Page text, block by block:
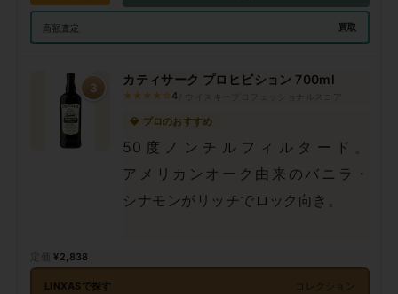
高額査定 買取
3
カティサーク プロヒビション 700ml
★★★★☆ 4
¥2,838
💎 プロのおすすめ
50度ノンチルフィルタード。
アメリカンオーク由来のバニラ・
シナモンがリッチでロック向き。
LINXASで探す コレクション